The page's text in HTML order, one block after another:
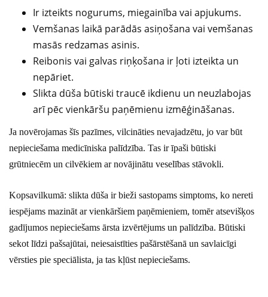
Ir izteikts nogurums, miegainība vai apjukums.
Vemšanas laikā parādās asiņošana vai vemšanas
masās redzamas asinis.
Reibonis vai galvas riņķošana ir ļoti izteikta un
nepāriet.
Slikta dūša būtiski traucē ikdienu un neuzlabojas
arī pēc vienkāršu paņēmienu izmēģināšanas.
Ja novērojamas šīs pazīmes, vilcināties nevajadzētu, jo var būt
nepieciešama medicīniska palīdzība. Tas ir īpaši būtiski
grūtniecēm un cilvēkiem ar novājinātu veselības stāvokli.
Kopsavilkumā: slikta dūša ir bieži sastopams simptoms, ko nereti
iespējams mazināt ar vienkāršiem paņēmieniem, tomēr atsevišķos
gadījumos nepieciešams ārsta izvērtējums un palīdzība. Būtiski
sekot līdzi pašsajūtai, neiesaistīties pašārstēšanā un savlaicīgi
vērsties pie speciālista, ja tas kļūst nepieciešams.